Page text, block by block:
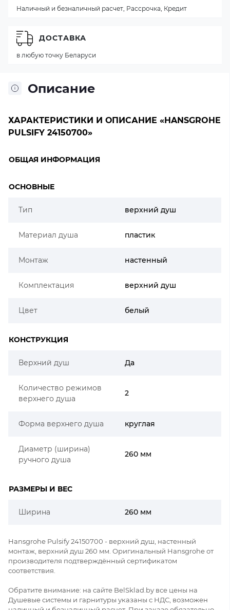
Описание
ХАРАКТЕРИСТИКИ И ОПИСАНИЕ «HANSGROHE
PULSIFY 24150700»
ОБЩАЯ ИНФОРМАЦИЯ
ОСНОВНЫЕ
Тип верхний душ
Материал душа пластик
Монтаж настенный
Комплектация верхний душ
Цвет белый
КОНСТРУКЦИЯ
Верхний душ Да
Количество режимов
верхнего душа
2
Форма верхнего душа круглая
Диаметр (ширина)
ручного душа
260 мм
РАЗМЕРЫ И ВЕС
Ширина 260 мм
Hansgrohe Pulsify 24150700 - верхний душ, настенный
монтаж, верхний душ 260 мм. Оригинальный Hansgrohe от
производителя подтверждённый сертификатом
соответствия.
Обратите внимание: на сайте BelSklad.by все цены на
Душевые системы и гарнитуры указаны с НДС, возможен
Наличный и безналичный расчет, Рассрочка, Кредит
ДОСТАВКА
в любую точку Беларуси